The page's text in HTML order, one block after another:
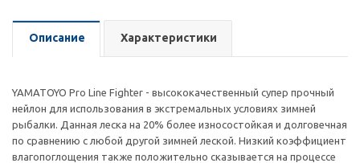
Описание Характеристики
YAMATOYO Pro Line Fighter - высококачественный супер прочный
нейлон для использования в экстремальных условиях зимней
рыбалки. Данная леска на 20% более износостойкая и долговечная
по сравнению с любой другой зимней леской. Низкий коэффициент
влагопоглощения также положительно сказывается на процессе